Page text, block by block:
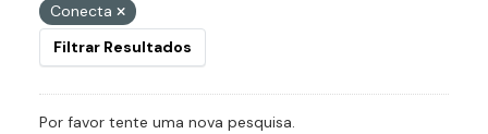
Conecta
Filtrar Resultados
Por favor tente uma nova pesquisa.